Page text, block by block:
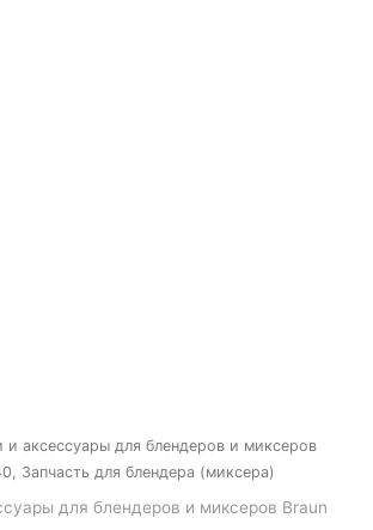
и аксессуары для блендеров и миксеров
Запчасть для блендера (миксера)
для блендеров и миксеров Braun